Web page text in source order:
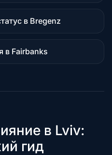
в Bregenz
в Fairbanks
в Lviv:
гид